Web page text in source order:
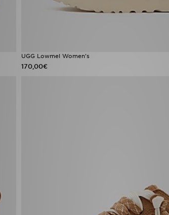
UGG Lowmel Women's
170,00€